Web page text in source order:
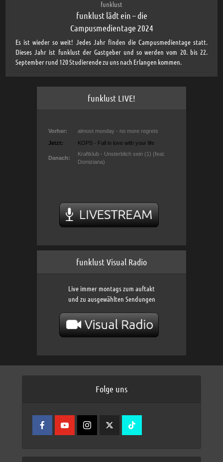
funklust
funklust lädt ein – die
Campusmedientage 2024
Es ist wieder so weit! Jedes Jahr finden die Campusmedientage statt.
Dieses Jahr ist funklust der Gastgeber und so werden vom 20. bis 22.
September rund 120 Studierende zu uns nach Erlangen kommen.
funklust LIVE!
funklust Visual Radio
Live immer montags zum auftakt
und zu ausgewählten Sendungen
Folge uns